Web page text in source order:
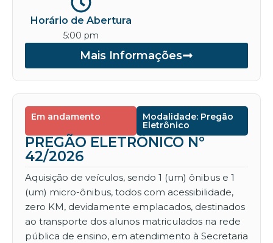
Horário de Abertura
5:00 pm
Mais Informações
Em andamento Modalidade: Pregão
Eletrônico
PREGÃO ELETRÔNICO Nº
42/2026
Aquisição de veículos, sendo 1 (um) ônibus e 1
(um) micro-ônibus, todos com acessibilidade,
zero KM, devidamente emplacados, destinados
ao transporte dos alunos matriculados na rede
pública de ensino, em atendimento à Secretaria